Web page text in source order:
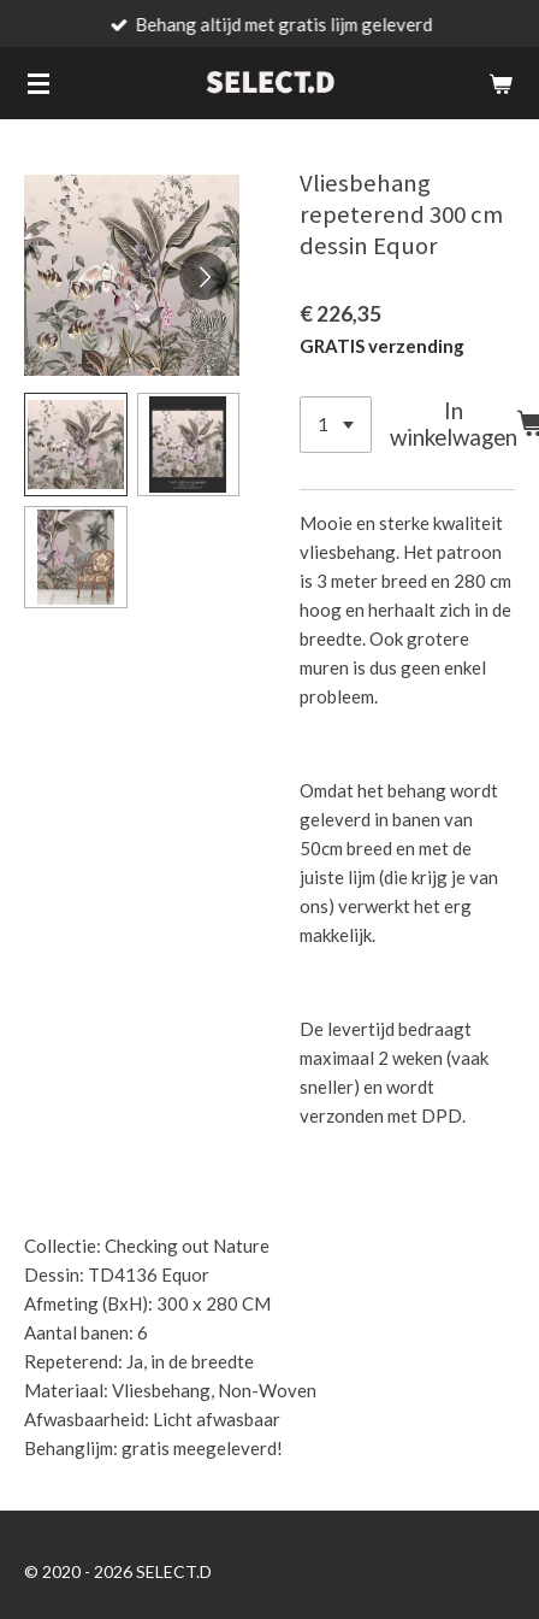
naar
Behang altijd met gratis lijm geleverd
Vliesbehang
repeterend 300 cm
dessin Equor
€ 226,35
GRATIS verzending
In
winkelwagen
Mooie en sterke kwaliteit
vliesbehang. Het patroon
is 3 meter breed en 280 cm
hoog en herhaalt zich in de
breedte. Ook grotere
muren is dus geen enkel
probleem.
Omdat het behang wordt
geleverd in banen van
50cm breed en met de
juiste lijm (die krijg je van
ons) verwerkt het erg
makkelijk.
De levertijd bedraagt
maximaal 2 weken (vaak
sneller) en wordt
verzonden met DPD.
Collectie: Checking out Nature
Dessin: TD4136 Equor
Afmeting (BxH): 300 x 280 CM
Aantal banen: 6
Repeterend: Ja, in de breedte
Materiaal: Vliesbehang, Non-Woven
Afwasbaarheid: Licht afwasbaar
Behanglijm: gratis meegeleverd!
© 2020 - 2026 SELECT.D